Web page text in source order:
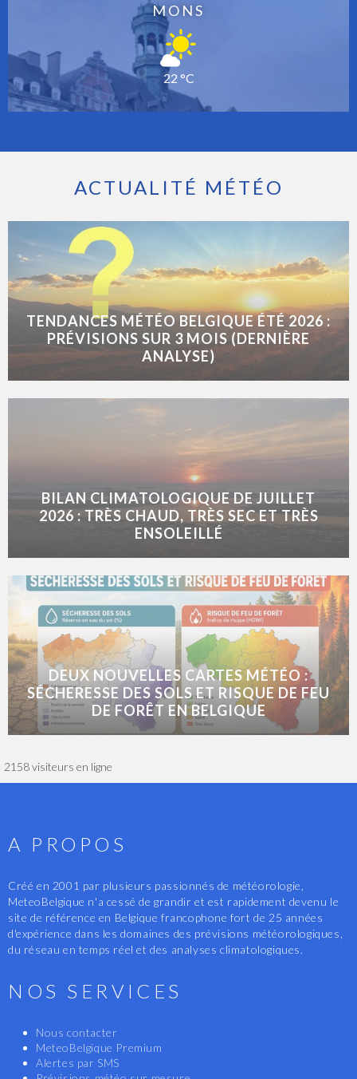
MONS
22 °C
ACTUALITÉ MÉTÉO
TENDANCES MÉTÉO BELGIQUE ÉTÉ 2026 :
PRÉVISIONS SUR 3 MOIS (DERNIÈRE
ANALYSE)
BILAN CLIMATOLOGIQUE DE JUILLET
2026 : TRÈS CHAUD, TRÈS SEC ET TRÈS
ENSOLEILLÉ
DEUX NOUVELLES CARTES MÉTÉO :
SÉCHERESSE DES SOLS ET RISQUE DE FEU
DE FORÊT EN BELGIQUE
2158 visiteurs en ligne
A PROPOS
Créé en 2001 par plusieurs passionnés de météorologie,
MeteoBelgique n'a cessé de grandir et est rapidement devenu le
site de référence en Belgique francophone fort de 25 années
d'expérience dans les domaines des prévisions météorologiques,
du réseau en temps réel et des analyses climatologiques.
NOS SERVICES
Nous contacter
MeteoBelgique Premium
Alertes par SMS